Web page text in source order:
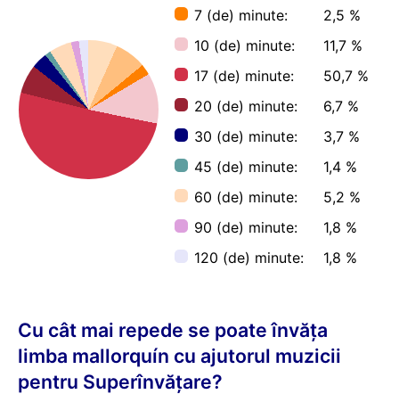
7 (de) minute:
2,5 %
10 (de) minute:
11,7 %
17 (de) minute:
50,7 %
20 (de) minute:
6,7 %
30 (de) minute:
3,7 %
45 (de) minute:
1,4 %
60 (de) minute:
5,2 %
90 (de) minute:
1,8 %
120 (de) minute:
1,8 %
Cu cât mai repede se poate învăța
limba mallorquín cu ajutorul muzicii
pentru Superînvățare?